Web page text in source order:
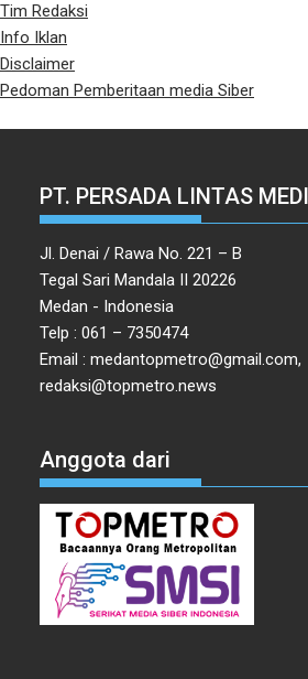
Tim Redaksi
Info Iklan
Disclaimer
Pedoman Pemberitaan media Siber
PT. PERSADA LINTAS
Jl. Denai / Rawa No. 221 – B
Tegal Sari Mandala II 20226
Medan - Indonesia
Telp : 061 – 7350474
Email : medantopmetro@gmail.com,
redaksi@topmetro.news
Anggota dari